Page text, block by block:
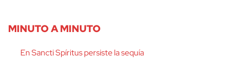
MINUTO A MINUTO
En Sancti Spíritus persiste la sequía